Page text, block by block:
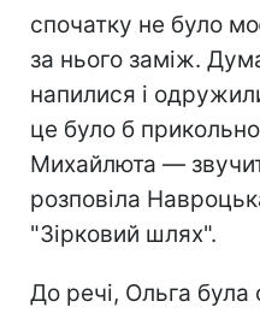
спочатку не було
за нього заміж.
напилися і
це було б
Михайлюта —
розповіла
"Зірковий шлях".
До речі, Ольга